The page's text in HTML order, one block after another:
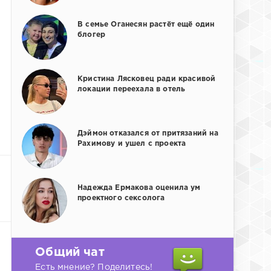
В семье Оганесян растёт ещё один
блогер
Кристина Лясковец ради красивой
локации переехала в отель
Дэймон отказался от притязаний на
Рахимову и ушел с проекта
Надежда Ермакова оценила ум
проектного сексолога
Общий чат
Есть мнение? Поделитесь!